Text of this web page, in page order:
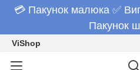
💳 Пакунок малюка ✅
Пакунок
ViShop